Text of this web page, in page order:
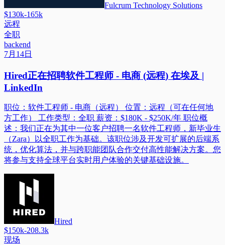
Fulcrum Technology Solutions
$130k-165k
远程
全职
backend
7月14日
Hired正在招聘软件工程师 - 电商 (远程) 在埃及 |
LinkedIn
职位：软件工程师 - 电商（远程） 位置：远程（可在任何地
方工作） 工作类型：全职 薪资：$180K - $250K/年 职位概
述：我们正在为其中一位客户招聘一名软件工程师，新毕业生
（Zara）以全职工作为基础。该职位涉及开发可扩展的后端系
统，优化算法，并与跨职能团队合作交付高性能解决方案。您
将参与支持全球平台实时用户体验的关键基础设施。
Hired
$150k-208.3k
现场